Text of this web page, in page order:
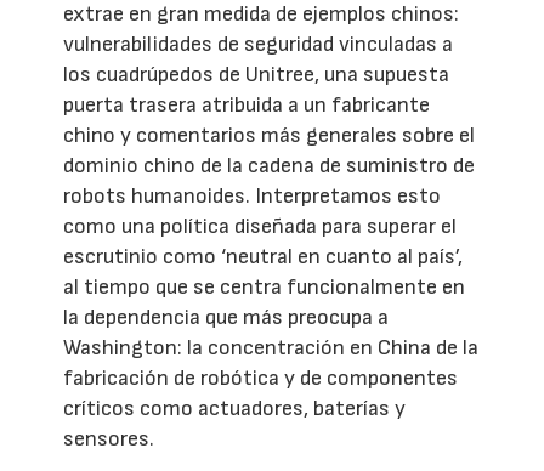
extrae en gran medida de ejemplos chinos:
vulnerabilidades de seguridad vinculadas a
los cuadrúpedos de Unitree, una supuesta
puerta trasera atribuida a un fabricante
chino y comentarios más generales sobre el
dominio chino de la cadena de suministro de
robots humanoides. Interpretamos esto
como una política diseñada para superar el
escrutinio como ‘neutral en cuanto al país’,
al tiempo que se centra funcionalmente en
la dependencia que más preocupa a
Washington: la concentración en China de la
fabricación de robótica y de componentes
críticos como actuadores, baterías y
sensores.